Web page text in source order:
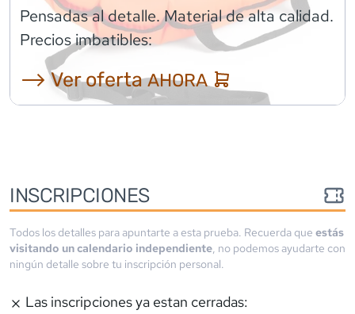
Pensadas al detalle. Material de alta calidad.
Precios imbatibles:
⟶ Ver ofertaAHORA
INSCRIPCIONES
Todos los detalles para apuntarte a esta prueba. Recuerda que estás
visitando un calendario independiente, no podemos ayudarte con
ningún detalle sobre tu inscripción personal.
Las inscripciones ya estan cerradas: